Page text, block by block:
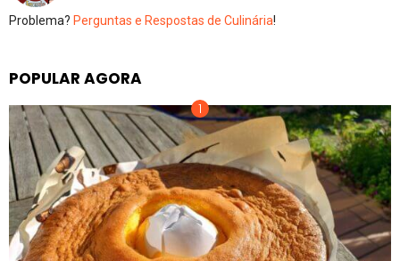
Problema? Perguntas e Respostas de Culinária!
POPULAR AGORA